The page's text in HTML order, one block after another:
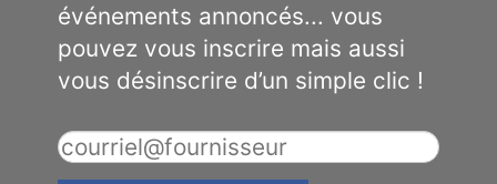
événements annoncés... vous
pouvez vous inscrire mais aussi
vous désinscrire d’un simple clic !